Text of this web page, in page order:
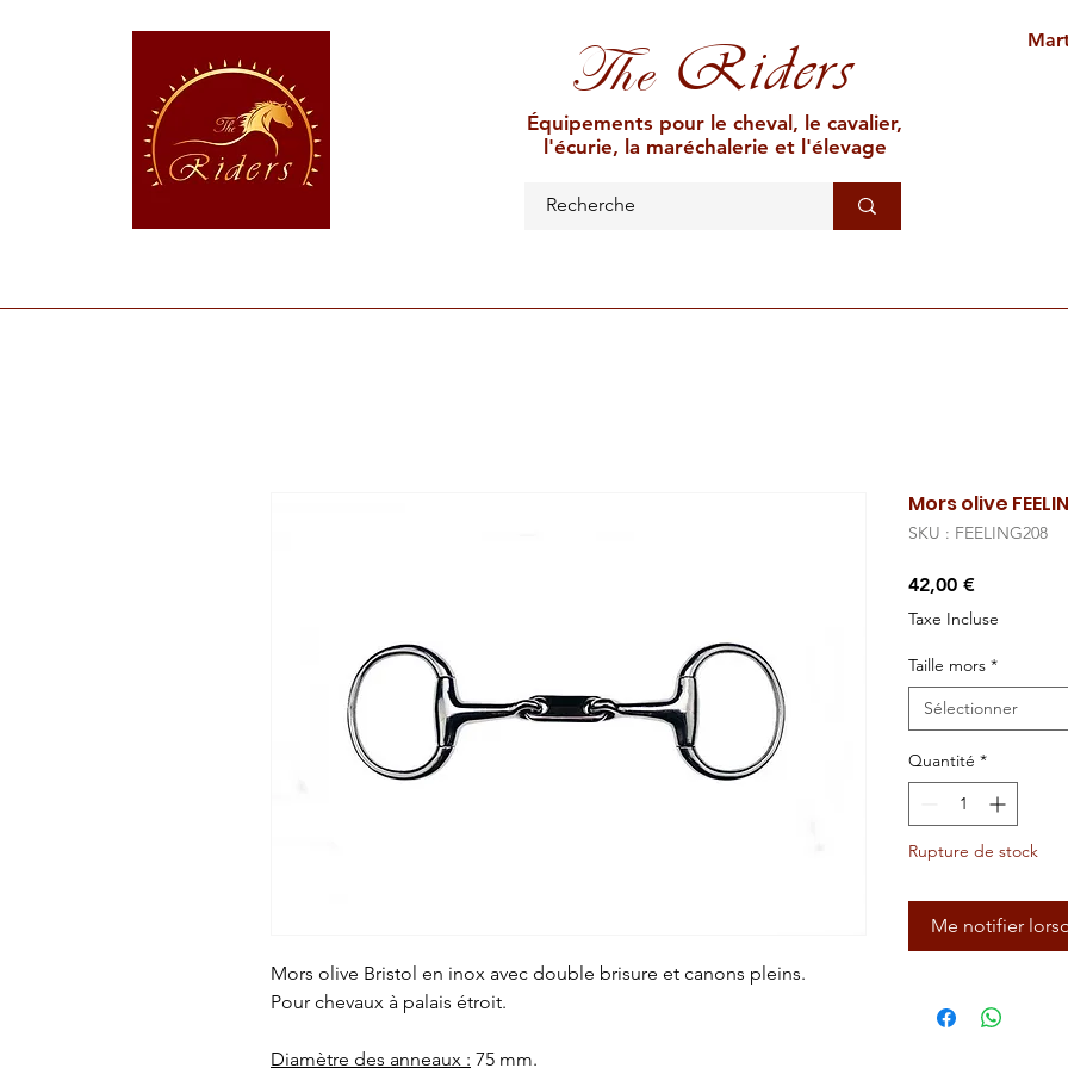
TheRiders
Équipements pour le cheval, le cavalier,
l'écurie, la maréchalerie et l'élevage
Mors olive Bristol en inox avec double brisure et canons pleins.
Pour chevaux à palais étroit.
Diamètre des anneaux : 75 mm.
Mors olive
SKU : FEELING208
42,00 €Prix
Taxe Incluse
Taille mors *
Sélectionner
Quantité *
Rupture de stock
Me notifier